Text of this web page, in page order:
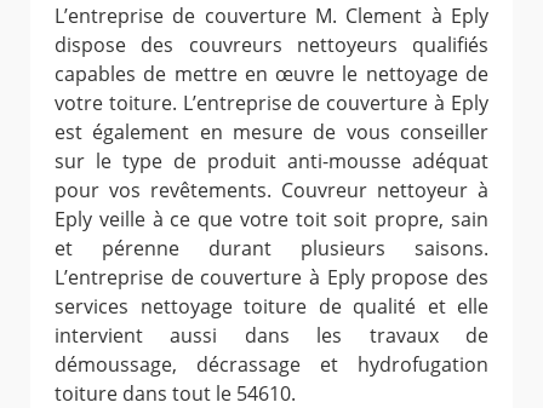
L’entreprise de couverture M. Clement à Eply
dispose des couvreurs nettoyeurs qualifiés
capables de mettre en œuvre le nettoyage de
votre toiture. L’entreprise de couverture à Eply
est également en mesure de vous conseiller
sur le type de produit anti-mousse adéquat
pour vos revêtements. Couvreur nettoyeur à
Eply veille à ce que votre toit soit propre, sain
et pérenne durant plusieurs saisons.
L’entreprise de couverture à Eply propose des
services nettoyage toiture de qualité et elle
intervient aussi dans les travaux de
démoussage, décrassage et hydrofugation
toiture dans tout le 54610.